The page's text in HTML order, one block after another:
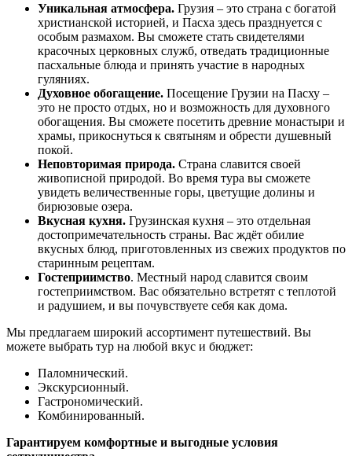
Уникальная атмосфера. Грузия – это страна с богатой
христианской историей, и Пасха здесь празднуется с
особым размахом. Вы сможете стать свидетелями
красочных церковных служб, отведать традиционные
пасхальные блюда и принять участие в народных
гуляниях.
Духовное обогащение. Посещение Грузии на Пасху –
это не просто отдых, но и возможность для духовного
обогащения. Вы сможете посетить древние монастыри и
храмы, прикоснуться к святыням и обрести душевный
покой.
Неповторимая природа. Страна славится своей
живописной природой. Во время тура вы сможете
увидеть величественные горы, цветущие долины и
бирюзовые озера.
Вкусная кухня. Грузинская кухня – это отдельная
достопримечательность страны. Вас ждёт обилие
вкусных блюд, приготовленных из свежих продуктов по
старинным рецептам.
Гостеприимство. Местный народ славится своим
гостеприимством. Вас обязательно встретят с теплотой
и радушием, и вы почувствуете себя как дома.
Мы предлагаем широкий ассортимент путешествий. Вы
можете выбрать тур на любой вкус и бюджет:
Паломнический.
Экскурсионный.
Гастрономический.
Комбинированный.
Гарантируем комфортные и выгодные условия